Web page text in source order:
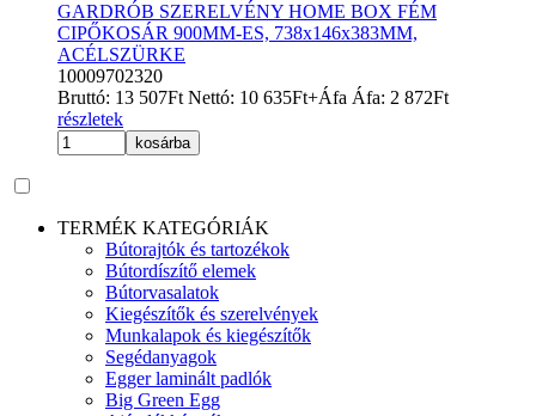
GARDRÓB SZERELVÉNY HOME BOX FÉM
CIPŐKOSÁR 900MM-ES, 738x146x383MM,
ACÉLSZÜRKE
10009702320
Bruttó: 13 507Ft Nettó: 10 635Ft+Áfa Áfa: 2 872Ft
részletek
kosárba
TERMÉK KATEGÓRIÁK
Bútorajtók és tartozékok
Bútordíszítő elemek
Bútorvasalatok
Kiegészítők és szerelvények
Munkalapok és kiegészítők
Segédanyagok
Egger laminált padlók
Big Green Egg